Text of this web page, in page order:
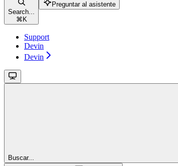
Search...
⌘ K
Preguntar al asistente
Support
Devin
Devin
Buscar...